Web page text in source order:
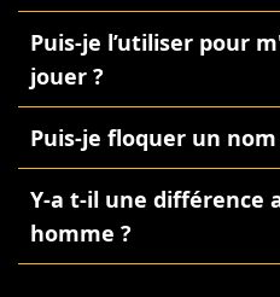
Puis-je l’utiliser pour
jouer ?
Puis-je floquer un
Y-a t-il une différence
homme ?